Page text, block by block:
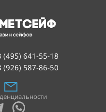
(495) 641-55-18
(926) 587-86-50